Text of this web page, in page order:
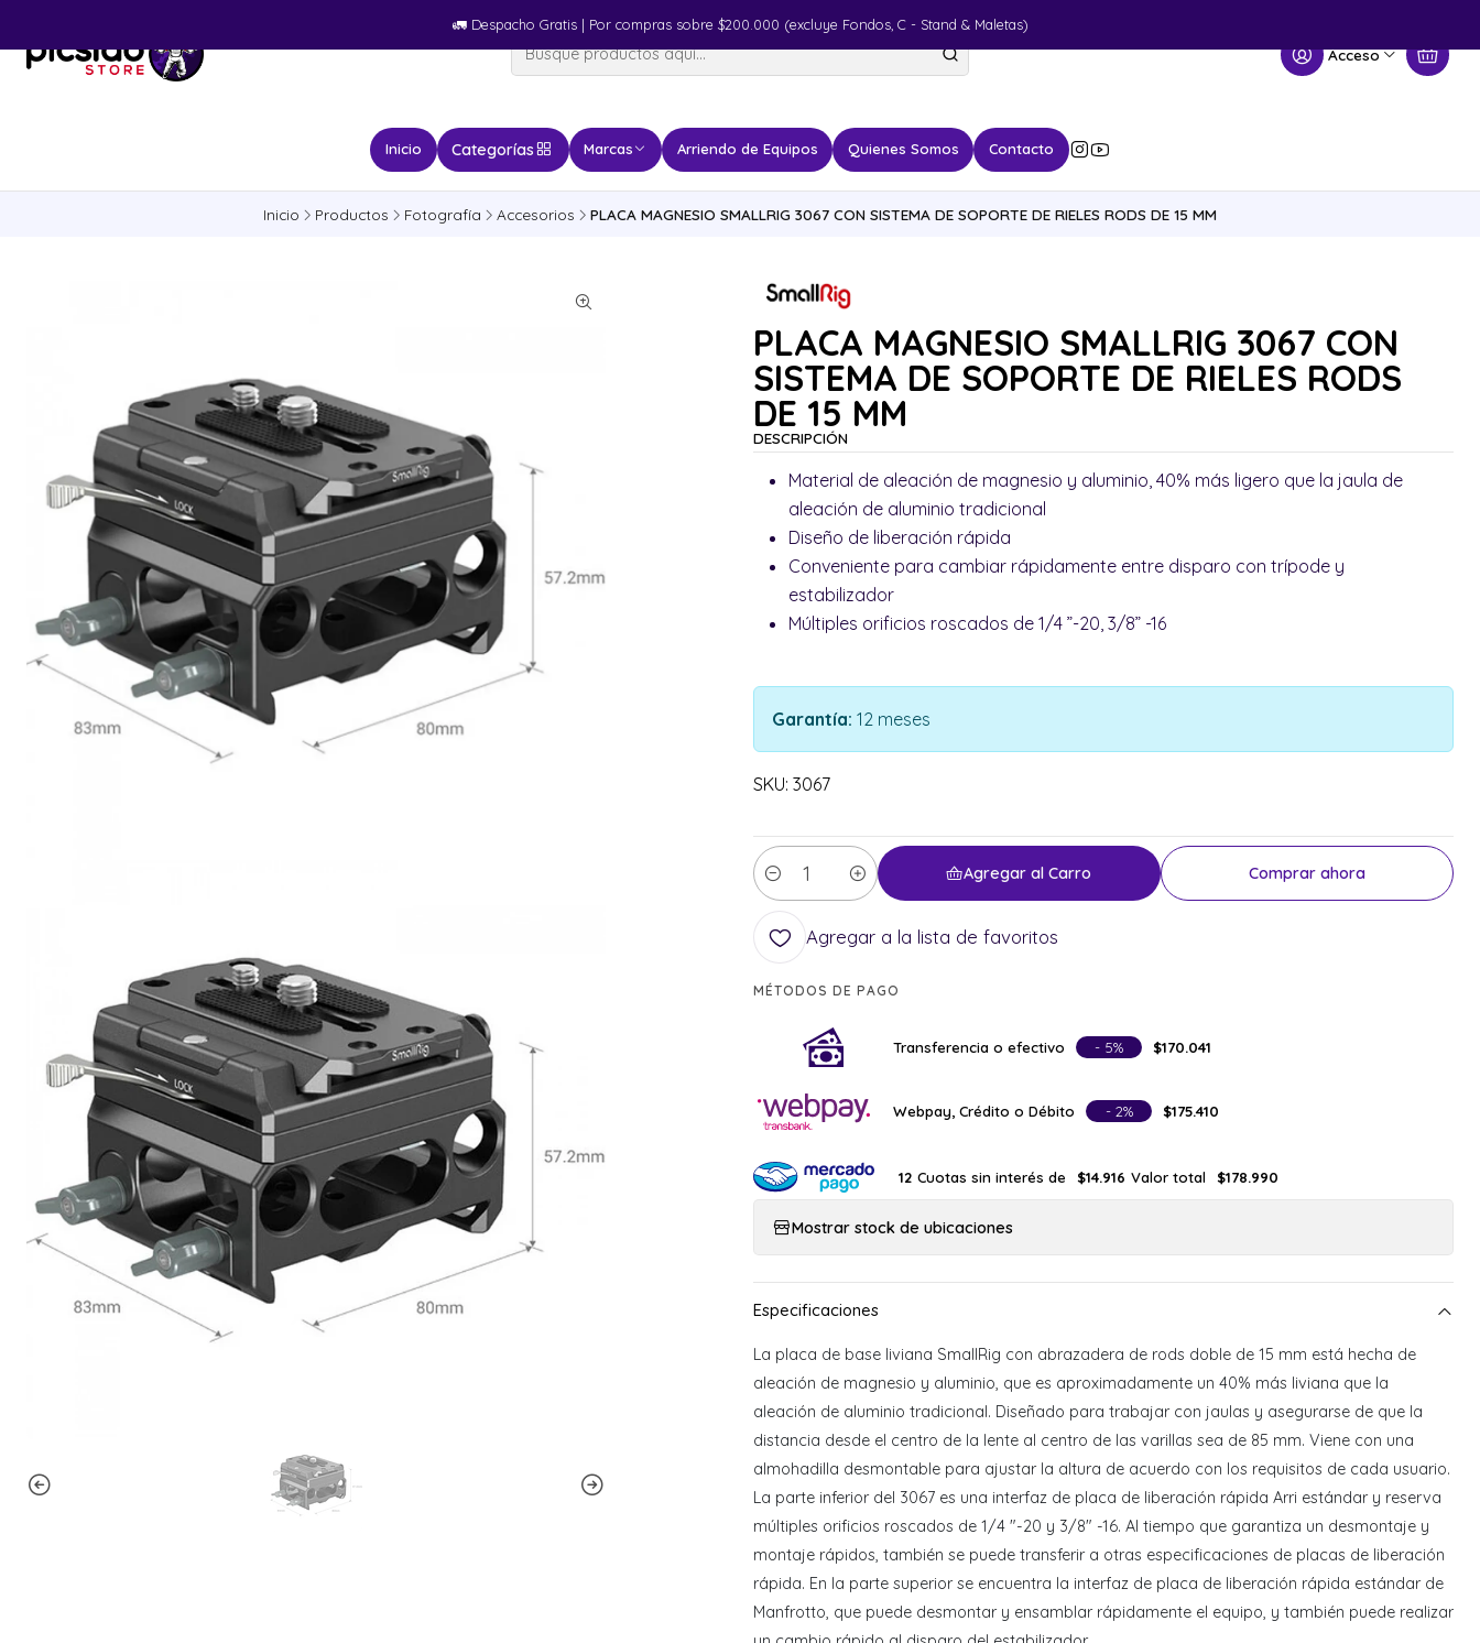
Acceso
Inicio Categorías Marcas Arriendo de Equipos Quienes Somos Contacto
🚛​ Despacho Gratis | Por compras sobre $200.000 (excluye Fondos, C - Stand & Maletas)
Inicio Productos Fotografía Accesorios PLACA MAGNESIO SMALLRIG 3067 CON SISTEMA DE SOPORTE DE RIELES RODS DE 15 MM
PLACA MAGNESIO SMALLRIG 3067 CON
SISTEMA DE SOPORTE DE RIELES RODS
DE 15 MM
DESCRIPCIÓN
Material de aleación de magnesio y aluminio, 40% más ligero que la jaula de
aleación de aluminio tradicional
Diseño de liberación rápida
Conveniente para cambiar rápidamente entre disparo con trípode y
estabilizador
Múltiples orificios roscados de 1/4 ”-20, 3/8” -16
Garantía: 12 meses
SKU: 3067
Cantidad
Agregar al Carro Comprar ahora
Agregar a la lista de favoritos
MÉTODOS DE PAGO
Transferencia o efectivo - 5% $170.041
Webpay, Crédito o Débito - 2% $175.410
12 Cuotas sin interés de $14.916 Valor total $178.990
Mostrar stock de ubicaciones
La placa de base liviana SmallRig con abrazadera de rods doble de 15 mm está hecha de
aleación de magnesio y aluminio, que es aproximadamente un 40% más liviana que la
aleación de aluminio tradicional. Diseñado para trabajar con jaulas y asegurarse de que la
distancia desde el centro de la lente al centro de las varillas sea de 85 mm. Viene con una
almohadilla desmontable para ajustar la altura de acuerdo con los requisitos de cada usuario.
La parte inferior del 3067 es una interfaz de placa de liberación rápida Arri estándar y reserva
múltiples orificios roscados de 1/4 "-20 y 3/8" -16. Al tiempo que garantiza un desmontaje y
montaje rápidos, también se puede transferir a otras especificaciones de placas de liberación
rápida. En la parte superior se encuentra la interfaz de placa de liberación rápida estándar de
Manfrotto, que puede desmontar y ensamblar rápidamente el equipo, y también puede realizar